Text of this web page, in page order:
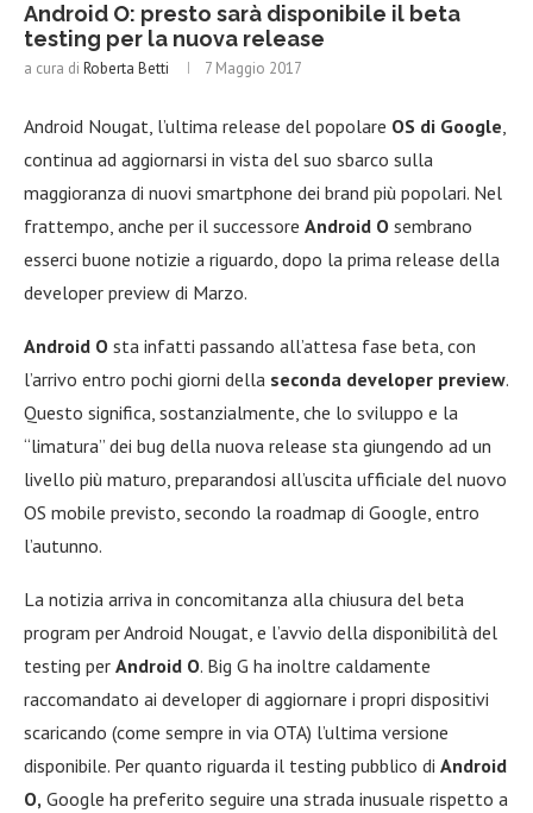
Android O: presto sarà disponibile il beta
testing per la nuova release
a cura di Roberta Betti 7 Maggio 2017
Android Nougat, l’ultima release del popolare OS di Google,
continua ad aggiornarsi in vista del suo sbarco sulla
maggioranza di nuovi smartphone dei brand più popolari. Nel
frattempo, anche per il successore Android O sembrano
esserci buone notizie a riguardo, dopo la prima release della
developer preview di Marzo.
Android O sta infatti passando all’attesa fase beta, con
l’arrivo entro pochi giorni della seconda developer preview.
Questo significa, sostanzialmente, che lo sviluppo e la
“limatura” dei bug della nuova release sta giungendo ad un
livello più maturo, preparandosi all’uscita ufficiale del nuovo
OS mobile previsto, secondo la roadmap di Google, entro
l’autunno.
La notizia arriva in concomitanza alla chiusura del beta
program per Android Nougat, e l’avvio della disponibilità del
testing per Android O. Big G ha inoltre caldamente
raccomandato ai developer di aggiornare i propri dispositivi
scaricando (come sempre in via OTA) l’ultima versione
disponibile. Per quanto riguarda il testing pubblico di Android
O, Google ha preferito seguire una strada inusuale rispetto a